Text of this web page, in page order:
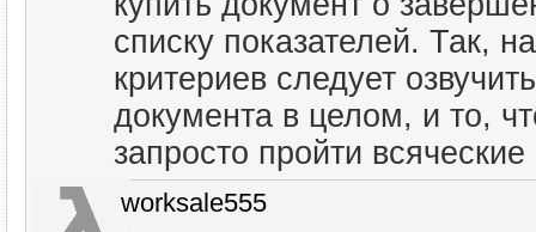
списку показателей. Так,
критериев следует
документа в целом, и то,
запросто пройти
worksale555